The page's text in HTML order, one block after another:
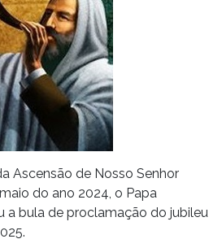
Ascensão de Nosso Senhor
do ano 2024, o Papa
a bula de proclamação do jubileu